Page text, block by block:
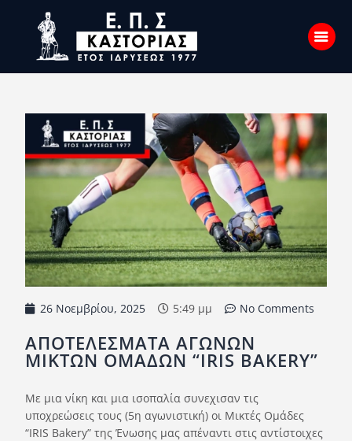
Αρχική
Σχετικά με εμάς
Επικοινωνία
Νέα
Η Ένωση
Πρωταθλήματα
Κύπελλο
Ορισμοί Διαιτητών
Ποινές
Περισσότερα
26 Νοεμβρίου, 2025 5:49 μμ No Comments
ΑΠΟΤΕΛΕΣΜΑΤΑ ΑΓΩΝΩΝ
ΜΙKTΩΝ ΟΜΑΔΩΝ “ΙRIS BAKERY”
Με μια νίκη και μια ισοπαλία συνεχισαν τις
υποχρεώσεις τους (5η αγωνιστική) οι Μικτές Ομάδες
“IRIS Bakery” της Ένωσης μας απέναντι στις αντίστοιχες